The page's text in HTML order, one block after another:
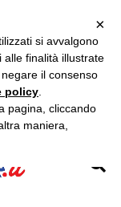
×
si avvalgono
alle finalità illustrate
il consenso
policy
pagina, cliccando
maniera,